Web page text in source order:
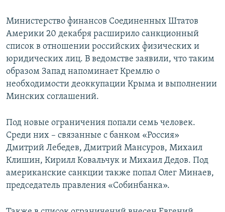
Министерство финансов Соединенных Штатов
Америки 20 декабря расширило санкционный
список в отношении российских физических и
юридических лиц. В ведомстве заявили, что таким
образом Запад напоминает Кремлю о
необходимости деоккупации Крыма и выполнении
Минских соглашений.
Под новые ограничения попали семь человек.
Среди них – связанные с банком «Россия»
Дмитрий Лебедев, Дмитрий Мансуров, Михаил
Клишин, Кирилл Ковальчук и Михаил Дедов. Под
американские санкции также попал Олег Минаев,
председатель правления «Собинбанка».